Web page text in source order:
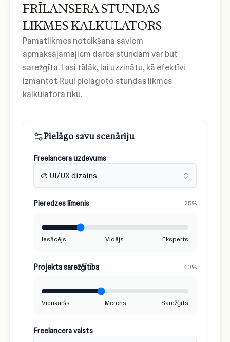
FRĪLANSERA STUNDAS
LIKMES KALKULATORS
Pamatlikmes noteikšana saviem
apmaksājamajiem darba stundām var būt
sarežģīta. Lasi tālāk, lai uzzinātu, kā efektīvi
izmantot Ruul pielāgoto stundas likmes
kalkulatora rīku.
Pielāgo savu scenāriju
Freelancera uzdevums
🎨 UI/UX dizains
Pieredzes līmenis 25%
Iesācējs Vidējs Eksperts
Projekta sarežģītība 40%
Vienkāršs Mērens Sarežģīts
Freelancera valsts